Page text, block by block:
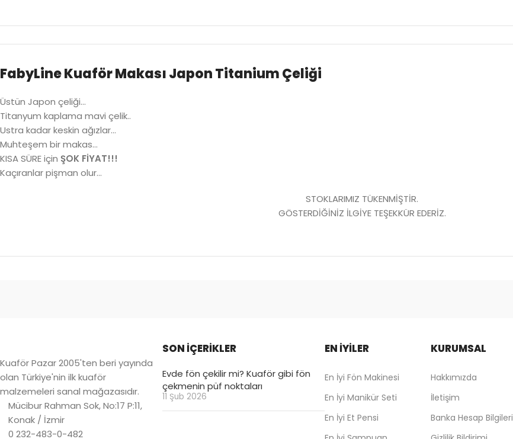
FabyLine Kuaför Makası Japon Titanium Çeliği
Üstün Japon çeliği…
Titanyum kaplama mavi çelik..
Ustra kadar keskin ağızlar…
Muhteşem bir makas…
KISA SÜRE için ŞOK FİYAT!!!
Kaçıranlar pişman olur…
STOKLARIMIZ TÜKENMİŞTİR.
GÖSTERDİĞİNİZ İLGİYE TEŞEKKÜR EDERİZ.
Kuaför Pazar 2005'ten beri yayında
olan Türkiye'nin ilk kuaför
malzemeleri sanal mağazasıdır.
Mücibur Rahman Sok, No:17 P:11,
Konak / İzmir
0 232-483-0-482
SON İÇERİKLER
Evde fön çekilir mi? Kuaför gibi fön
çekmenin püf noktaları
11 Şub 2026
EN İYİLER
En İyi Fön Makinesi
En İyi Manikür Seti
En İyi Et Pensi
KURUMSAL
Hakkımızda
İletişim
Banka Hesap Bilgileri